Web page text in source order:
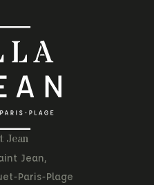
Jean
Jean,
Paris-Plage